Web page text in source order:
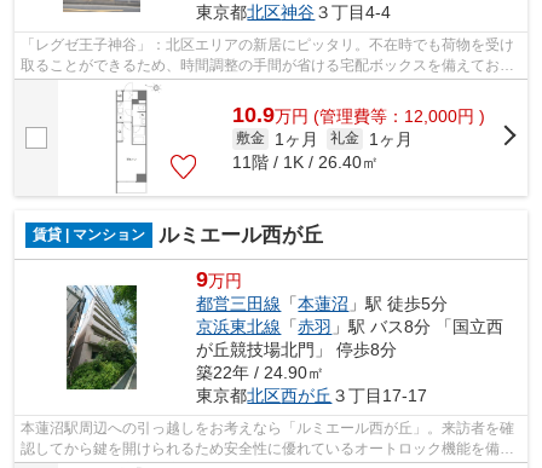
東京都北区神谷３丁目4-4
「レグゼ王子神谷」：北区エリアの新居にピッタリ。不在時でも荷物を受け
取ることができるため、時間調整の手間が省ける宅配ボックスを備えており
ます。セキュリティ面は、TVインター...
10.9万円 (管理費等：12,000円 )
敷金 1ヶ月 礼金
1ヶ月
11階 / 1K / 26.40㎡
賃貸 | マンション ルミエール西が丘
9万円
都営三田線 「本蓮沼 」駅 徒歩5分
京浜東北線 「赤羽 」駅 バス8分 「国立西
が丘競技場北門」 停歩8分
築22年 / 24.90㎡
東京都北区西が丘 ３丁目17-17
本蓮沼駅周辺への引っ越しをお考えなら「ルミエール西が丘」。来訪者を確
認してから鍵を開けられるため安全性に優れているオートロック機能を備え